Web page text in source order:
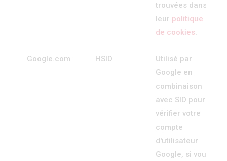
trouvées dans
leur politique
de cookies.
Google.com HSID
Utilisé par
Google en
combinaison
avec SID pour
vérifier votre
compte
d'utilisateur
Google, si vous